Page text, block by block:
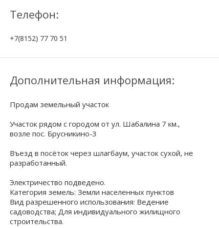
Телефон:
+7(8152) 77 70 51
Дополнительная информация:
Продам земельный участок
Участок рядом с городом от ул. Шабалина 7 км.,
возле пос. Брусникино-3
Въезд в посёток через шлагбаум, участок сухой, не
разработанный.
Электричество подведено.
Категория земель: Земли населенных пунктов
Вид разрешенного использования: Ведение
садоводства; Для индивидуального жилищного
строительства.